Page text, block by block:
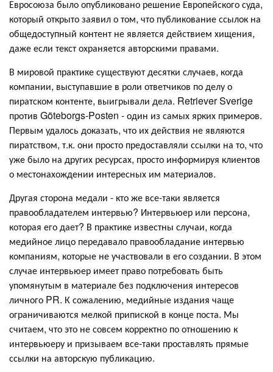
Евросоюза было опубликовано решение Европейского суда,
который открыто заявил о том, что публикование ссылок на
общедоступный контент не является действием хищения,
даже если текст охраняется авторскими правами.
В мировой практике существуют десятки случаев, когда
компании, выступавшие в роли ответчиков по делу о
пиратском контенте, выигрывали дела. Retriever Sverige
против Göteborgs-Posten - один из самых ярких примеров.
Первым удалось доказать, что их действия не являются
пиратством, т.к. они просто предоставляли ссылки на то, что
уже было на других ресурсах, просто информируя клиентов
о местонахождении интересных им материалов.
Другая сторона медали - кто же все-таки является
правообладателем интервью? Интервьюер или персона,
которая его дает? В практике известны случаи, когда
медийное лицо передавало правообладание интервью
компаниям, которые не участвовали в его создании. В этом
случае интервьюер имеет право потребовать быть
упомянутым в материале без подключения интересов
личного PR. К сожалению, медийные издания чаще
ограничиваются мелкой припиской в конце поста. Мы
считаем, что это не совсем корректно по отношению к
интервьюеру и призываем все-таки проставлять прямые
ссылки на авторскую публикацию.